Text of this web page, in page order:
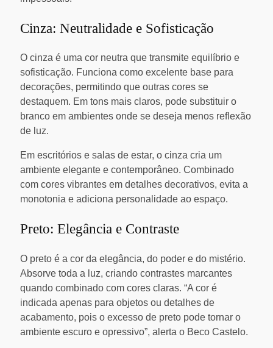
Cinza: Neutralidade e Sofisticação
O cinza é uma cor neutra que transmite equilíbrio e
sofisticação. Funciona como excelente base para
decorações, permitindo que outras cores se
destaquem. Em tons mais claros, pode substituir o
branco em ambientes onde se deseja menos reflexão
de luz.
Em escritórios e salas de estar, o cinza cria um
ambiente elegante e contemporâneo. Combinado
com cores vibrantes em detalhes decorativos, evita a
monotonia e adiciona personalidade ao espaço.
Preto: Elegância e Contraste
O preto é a cor da elegância, do poder e do mistério.
Absorve toda a luz, criando contrastes marcantes
quando combinado com cores claras. “A cor é
indicada apenas para objetos ou detalhes de
acabamento, pois o excesso de preto pode tornar o
ambiente escuro e opressivo”, alerta o Beco Castelo.